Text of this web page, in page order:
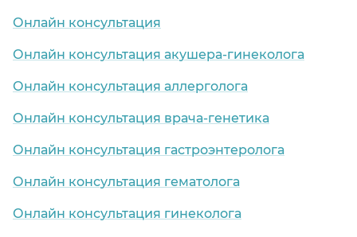
Онлайн консультация
Онлайн консультация акушера-гинеколога
Онлайн консультация аллерголога
Онлайн консультация врача-генетика
Онлайн консультация гастроэнтеролога
Онлайн консультация гематолога
Онлайн консультация гинеколога